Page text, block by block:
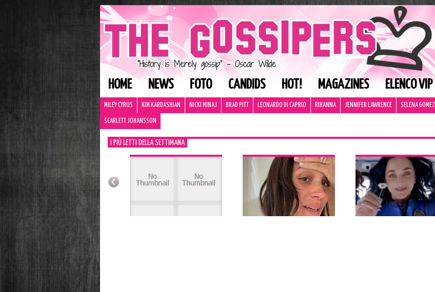
HOME NEWS FOTO CANDIDS HOT! MAGAZINES ELENCO VIP
MILEY CYRUS KIM KARDASHIAN NICKI MINAJ BRAD PITT LEONARDO DI CAPRIO RIHANNA JENNIFER LAWRENCE SELENA GOMEZ
SCARLETT JOHANSSON
I PIÙ LETTI DELLA SETTIMANA